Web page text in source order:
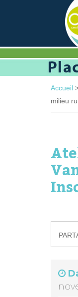
Accueil
milieu